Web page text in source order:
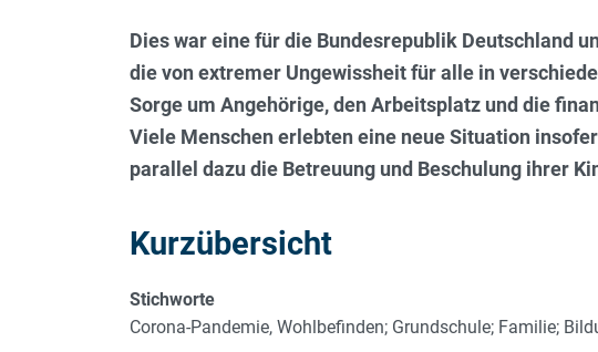
Dies war eine für die Bundesrepublik Deutschland
die von extremer Ungewissheit für alle in
Sorge um Angehörige, den Arbeitsplatz und die
Viele Menschen erlebten eine neue Situation
parallel dazu die Betreuung und Beschulung ihrer
Kurzübersicht
Stichworte
Corona-Pandemie, Wohlbefinden; Grundschule; Familie;